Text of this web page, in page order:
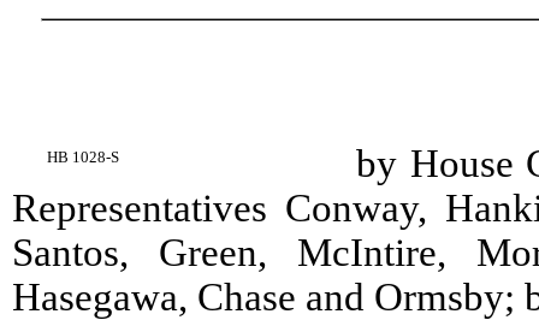
HB 1028-S
by House
Representatives Conway,
Santos, Green, McIntire,
Hasegawa, Chase and